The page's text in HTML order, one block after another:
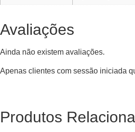
Avaliações
Ainda não existem avaliações.
Apenas clientes com sessão iniciada
Produtos